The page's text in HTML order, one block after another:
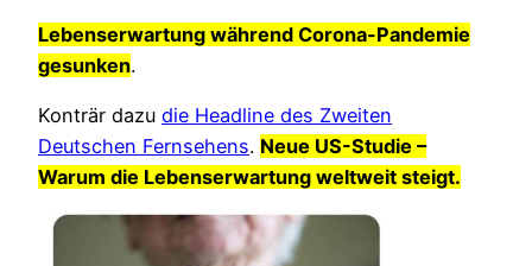
Lebenserwartung während Corona-Pandemie
gesunken.
Konträr dazu die Headline des Zweiten
Deutschen Fernsehens. Neue US-Studie –
Warum die Lebenserwartung weltweit steigt.